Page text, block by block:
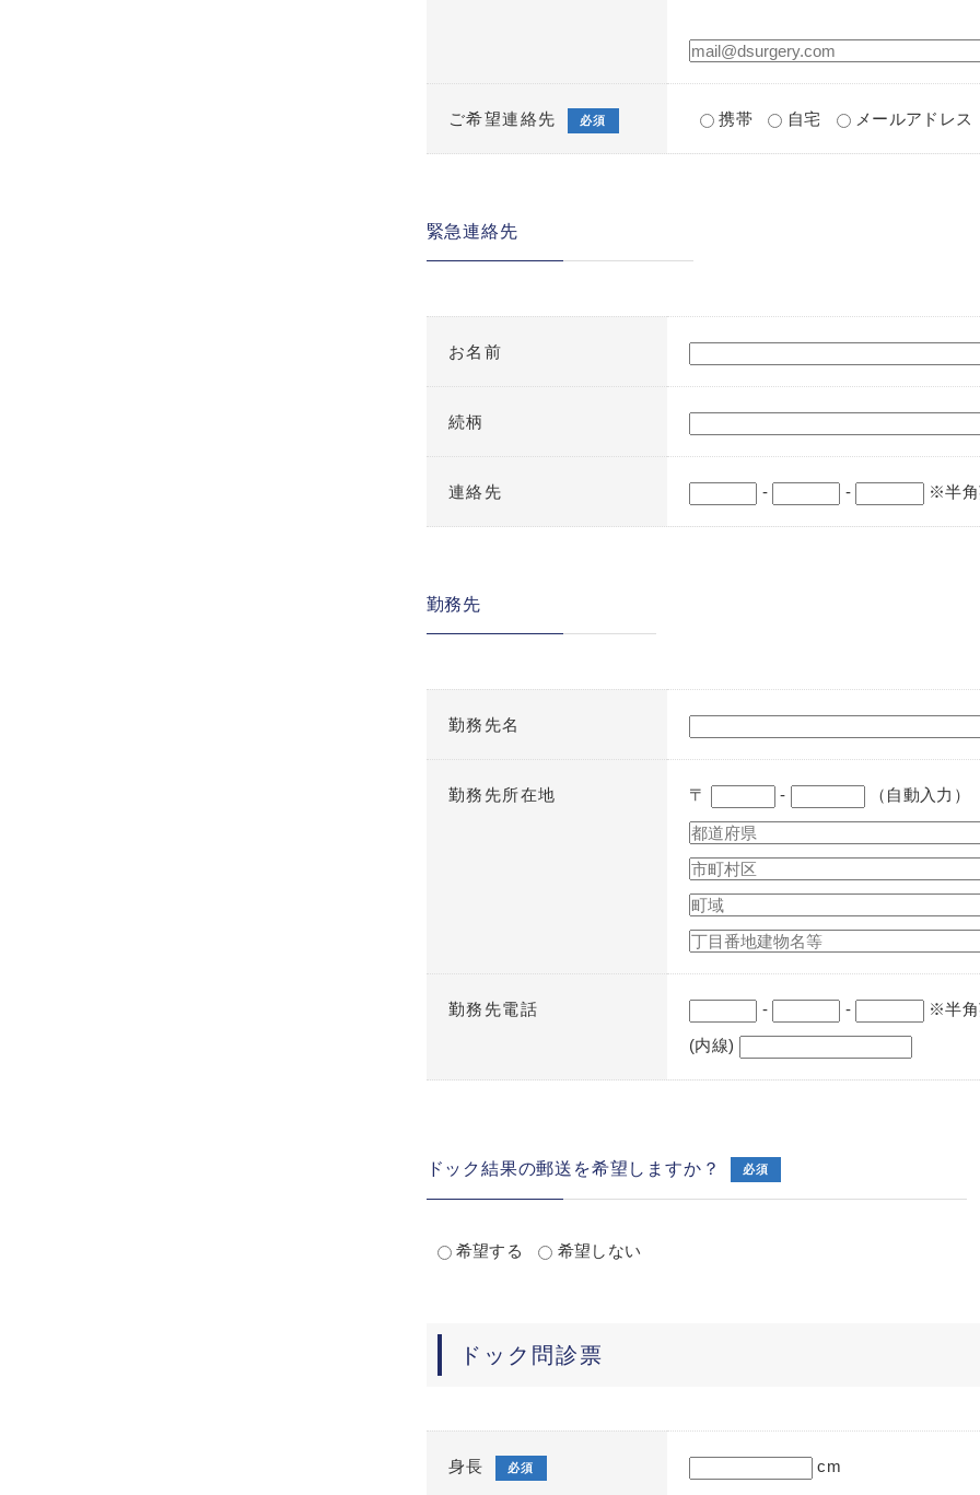
ご希望連絡先 必須 携帯 自宅 メールアドレス
緊急連絡先
お名前
続柄
連絡先 - - ※半角
勤務先
勤務先名
勤務先所在地 〒 - （自動入力）
勤務先電話 - -
※半角
(内線)
ドック結果の郵送を希望しますか？ 必須
希望する 希望しない
ドック問診票
身長 必須 cm